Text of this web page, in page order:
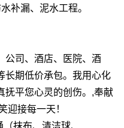
补漏、泥水工程。
公司、酒店、医院、酒
长期低价承包。我用心化
抚平您心灵的创伤。,奉献
迎接每一天！
抹布、清洁球、